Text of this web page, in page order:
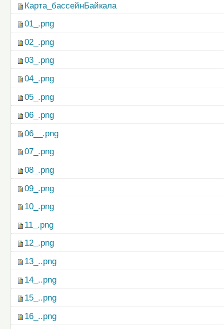
Карта_бассейнБайкала
01_.png
02_.png
03_.png
04_.png
05_.png
06_.png
06__.png
07_.png
08_.png
09_.png
10_.png
11_.png
12_.png
13_..png
14_..png
15_..png
16_..png